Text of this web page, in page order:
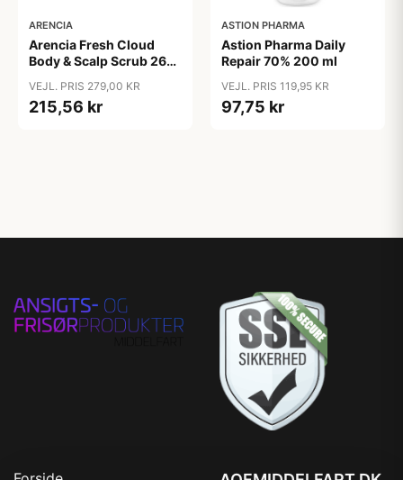
ARENCIA
Arencia Fresh Cloud
Body & Scalp Scrub 260
VEJL. PRIS 279,00 KR
215,56 kr
ASTION PHARMA
Astion Pharma Daily
Repair 70% 200 ml
VEJL. PRIS 119,95 KR
97,75 kr